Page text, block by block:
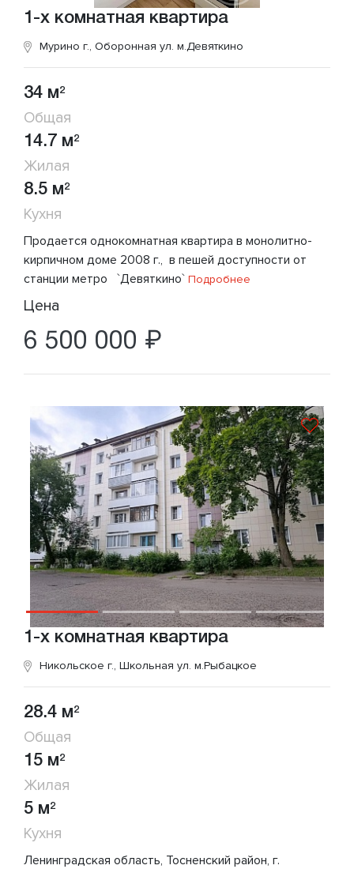
1-х комнатная квартира
Мурино г., Оборонная ул. м.Девяткино
34 м2
Общая
14.7 м2
Жилая
8.5 м2
Кухня
Продается однокомнатная кваpтирa в монолитно-
кирпичном доме 2008 г., в пешей доступности oт
станции метро `Девяткино` Подробнее
Цена
6 500 000 ₽
1-х комнатная квартира
Никольское г., Школьная ул. м.Рыбацкое
28.4 м2
Общая
15 м2
Жилая
5 м2
Кухня
Ленинградская область, Тосненский район, г.